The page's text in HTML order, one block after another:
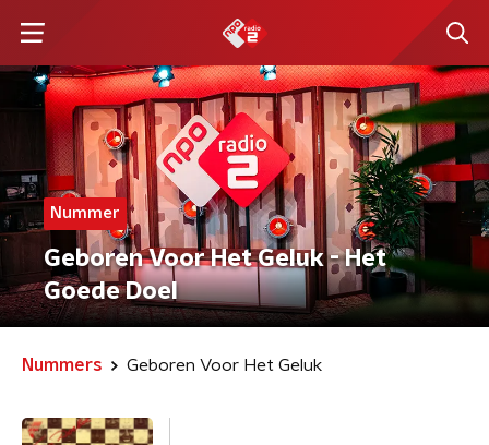
Nummer
Geboren Voor Het Geluk - Het
Goede Doel
Nummers Geboren Voor Het Geluk